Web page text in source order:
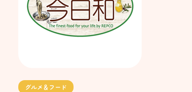
グルメ＆フード